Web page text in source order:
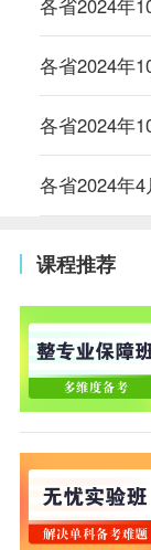
各省2024年
各省2024年
各省2024年
各省2024年
课程推荐